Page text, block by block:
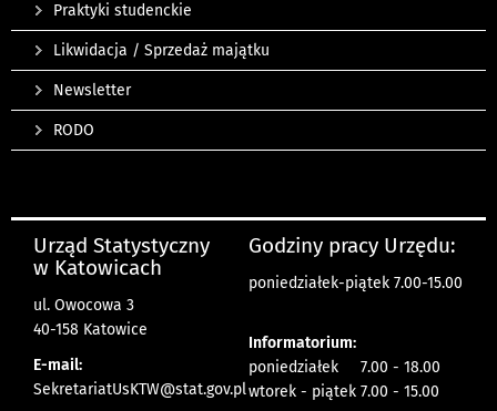
Praktyki studenckie
Likwidacja / Sprzedaż majątku
Newsletter
RODO
Urząd Statystyczny
w Katowicach
ul. Owocowa 3
40-158 Katowice
E-mail:
SekretariatUsKTW@stat.gov.pl
Godziny pracy Urzędu:
poniedziałek-piątek 7.00-15.00
Informatorium:
poniedziałek 7.00 - 18.00
wtorek - piątek 7.00 - 15.00